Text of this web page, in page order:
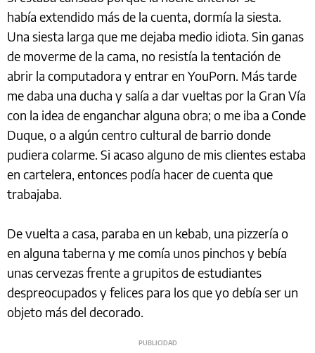
había extendido más de la cuenta, dormía la siesta.
Una siesta larga que me dejaba medio idiota. Sin ganas
de moverme de la cama, no resistía la tentación de
abrir la computadora y entrar en YouPorn. Más tarde
me daba una ducha y salía a dar vueltas por la Gran Vía
con la idea de enganchar alguna obra; o me iba a Conde
Duque, o a algún centro cultural de barrio donde
pudiera colarme. Si acaso alguno de mis clientes estaba
en cartelera, entonces podía hacer de cuenta que
trabajaba.
De vuelta a casa, paraba en un kebab, una pizzería o
en alguna taberna y me comía unos pinchos y bebía
unas cervezas frente a grupitos de estudiantes
despreocupados y felices para los que yo debía ser un
objeto más del decorado.